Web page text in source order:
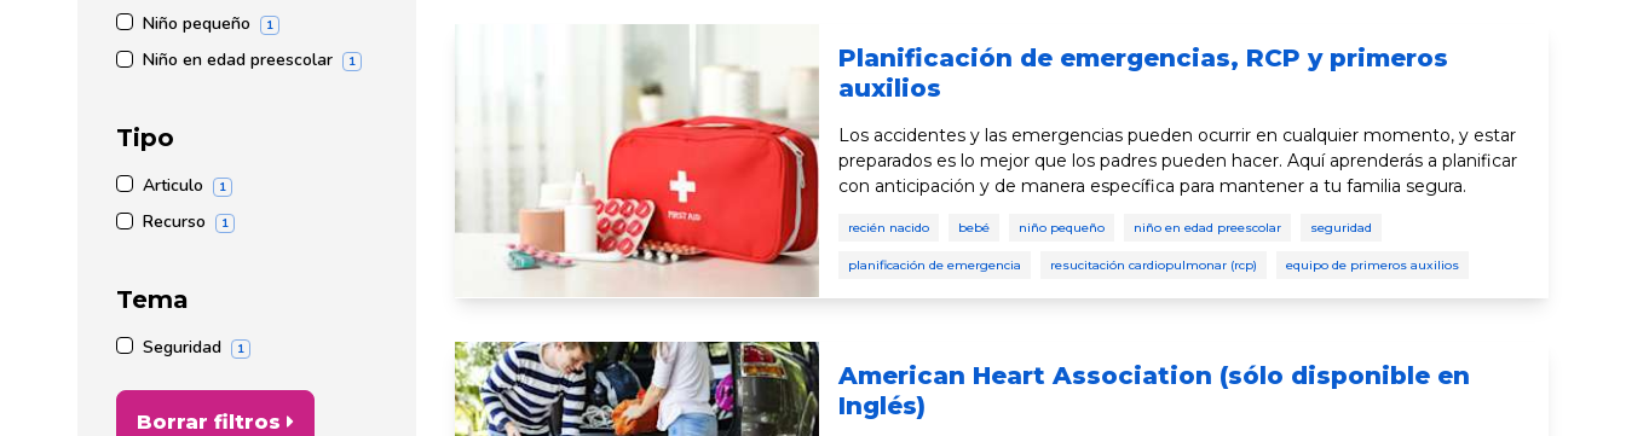
Niño pequeño 1
Niño en edad preescolar 1
Tipo
Articulo 1
Recurso 1
Tema
Seguridad 1
Borrar filtros
Planificación de emergencias, RCP y primeros
auxilios
Los accidentes y las emergencias pueden ocurrir en cualquier momento, y estar
preparados es lo mejor que los padres pueden hacer. Aquí aprenderás a planificar
con anticipación y de manera específica para mantener a tu familia segura.
recién nacido bebé niño pequeño niño en edad preescolar seguridad
planificación de emergencia resucitación cardiopulmonar (rcp) equipo de primeros auxilios
American Heart Association (sólo disponible en
Inglés)